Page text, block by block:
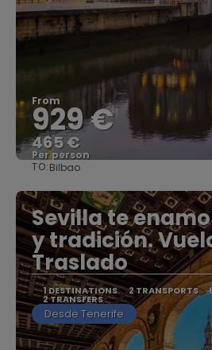
From
929 €
465 €
Per person
TO:Bilbao
Sevilla te
y tradición.
Traslado
1 DESTINATIONS 2 TRANSPORTS
2 TRANSFERS
Desde Tenerife